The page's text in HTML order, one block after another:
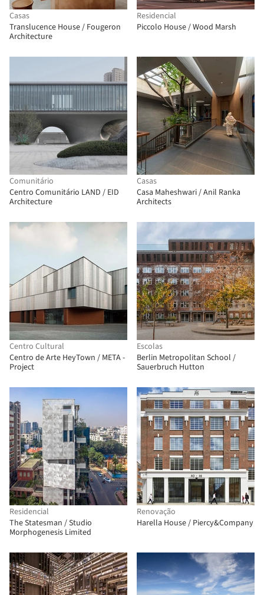
Casas
Translucence House / Fougeron
Architecture
Residencial
Piccolo House / Wood Marsh
Comunitário
Centro Comunitário LAND / EID
Architecture
Casas
Casa Maheshwari / Anil Ranka
Architects
Centro Cultural
Centro de Arte HeyTown / META -
Project
Escolas
Berlin Metropolitan School /
Sauerbruch Hutton
Residencial
The Statesman / Studio
Morphogenesis Limited
Renovação
Harella House / Piercy&Company